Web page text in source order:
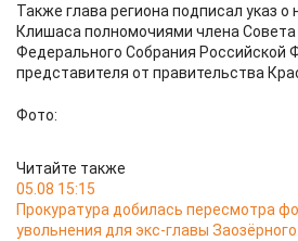
Также глава региона подписал указ
Клишаса полномочиями члена
Федерального Собрания Российской
представителя от правительства
Фото:
Читайте также
05.08 15:15
Прокуратура добилась пересмотра
увольнения для экс-главы Заозёрного